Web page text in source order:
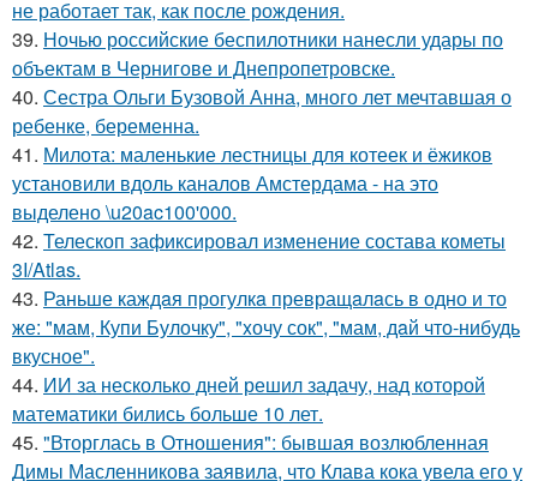
не работает так, как после рождения.
39. Ночью российские беспилотники нанесли удары по
объектам в Чернигове и Днепропетровске.
40. Сестра Ольги Бузовой Анна, много лет мечтавшая о
ребенке, беременна.
41. Милота: маленькие лестницы для котеек и ёжиков
установили вдоль каналов Амстердама - на это
выделено \u20ac100'000.
42. Телескоп зафиксировал изменение состава кометы
3I/Atlas.
43. Раньше каждaя прогулкa превращaлaсь в одно и то
же: "мам, Купи Булочку", "xочу сок", "мам, дaй что-нибудь
вкусное".
44. ИИ за несколько дней решил задачу, над которой
математики бились больше 10 лет.
45. "Вторглась в Отношения": бывшая возлюбленная
Димы Масленникова заявила, что Клава кока увела его у